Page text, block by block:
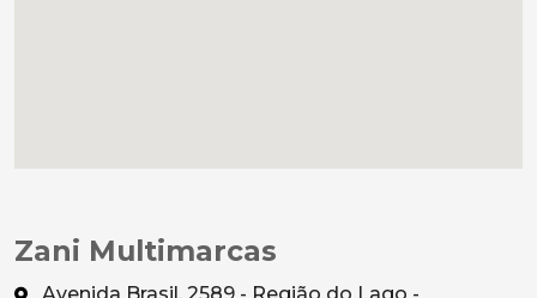
Zani Multimarcas